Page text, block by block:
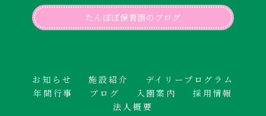
たんぽぽ保育園のブログ
お知らせ 施設紹介
デイリープログラム
年間行事
ブログ 入園案内
採用情報
法人概要